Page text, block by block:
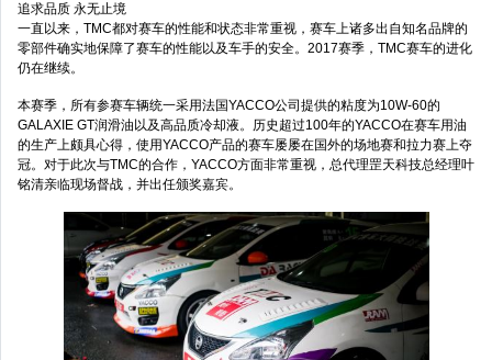
追求品质 永无止境
一直以来，TMC都对赛车的性能和状态非常重视，赛车上诸多出自知名品牌的
零部件确实地保障了赛车的性能以及车手的安全。2017赛季，TMC赛车的进化
仍在继续。
本赛季，所有参赛车辆统一采用法国YACCO公司提供的粘度为10W-60的
GALAXIE GT润滑油以及高品质冷却液。历史超过100年的YACCO在赛车用油
的生产上颇具心得，使用YACCO产品的赛车屡屡在国外的场地赛和拉力赛上夺
冠。对于此次与TMC的合作，YACCO方面非常重视，总代理罡天科技总经理叶
铭清亲临现场督战，并出任颁奖嘉宾。